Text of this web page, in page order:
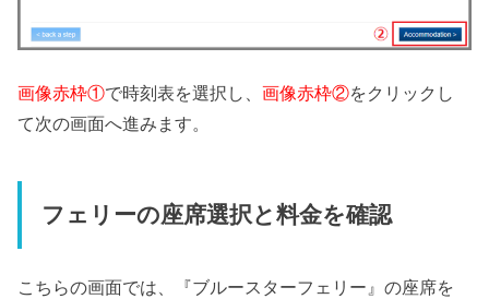
画像赤枠①で時刻表を選択し、画像赤枠②をクリックし
て次の画面へ進みます。
フェリーの座席選択と料金を確認
こちらの画面では、『ブルースターフェリー』の座席を